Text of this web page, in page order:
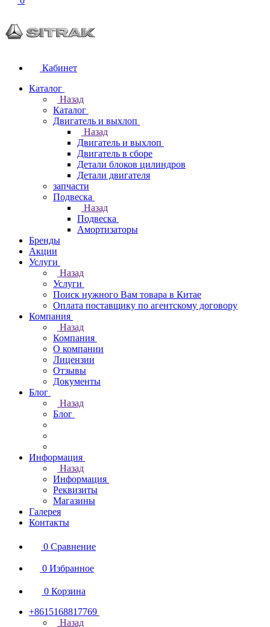
Кабинет
Каталог
Назад
Каталог
Двигатель и выхлоп
Назад
Двигатель и выхлоп
Двигатель в сборе
Детали блоков цилиндров
Детали двигателя
запчасти
Подвеска
Назад
Подвеска
Амортизаторы
Бренды
Акции
Услуги
Назад
Услуги
Поиск нужного Вам товара в Китае
Оплата поставщику по агентскому договору
Компания
Назад
Компания
О компании
Лицензии
Отзывы
Документы
Блог
Назад
Блог
Информация
Назад
Информация
Реквизиты
Магазины
Галерея
Контакты
0 Сравнение
0 Избранное
0 Корзина
+8615168817769
Назад